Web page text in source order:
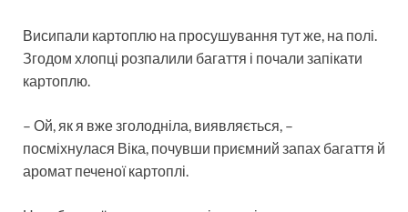
Висипали картоплю на просушування тут же, на полі.
Згодом хлопці розпалили багаття і почали запікати
картоплю.
– Ой, як я вже зголодніла, виявляється, –
посміхнулася Віка, почувши приємний запах багаття й
аромат печеної картоплі.